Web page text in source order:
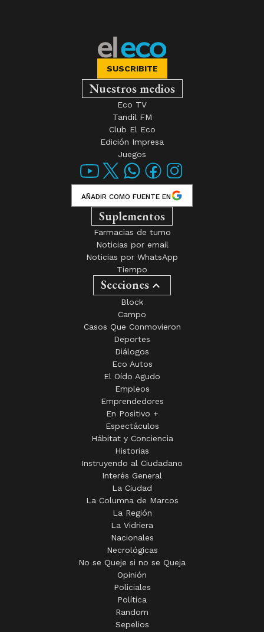
SUSCRIBITE
Nuestros medios
Eco TV
Tandil FM
Club El Eco
Edición Impresa
Juegos
AÑADIR COMO FUENTE EN
Suplementos
Farmacias de turno
Noticias por email
Noticias por WhatsApp
Tiempo
Secciones
Block
Campo
Casos Que Conmovieron
Deportes
Diálogos
Eco Autos
El Oído Agudo
Empleos
Emprendedores
En Positivo +
Espectáculos
Hábitat y Conciencia
Historias
Instruyendo al Ciudadano
Interés General
La Ciudad
La Columna de Marcos
La Región
La Vidriera
Nacionales
Necrológicas
No se Queje si no se Queja
Opinión
Policiales
Política
Random
Sepelios